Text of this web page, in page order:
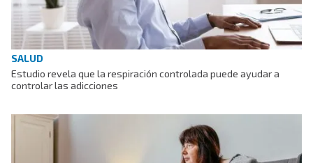
SALUD
Estudio revela que la respiración controlada puede ayudar a
controlar las adicciones